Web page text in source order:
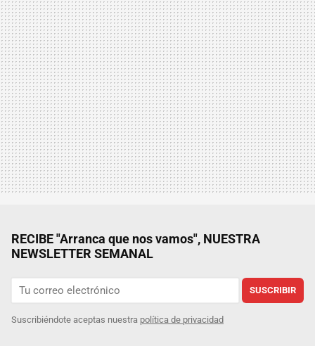
RECIBE "Arranca que nos vamos", NUESTRA
NEWSLETTER SEMANAL
SUSCRIBIR
Suscribiéndote aceptas nuestra política de privacidad